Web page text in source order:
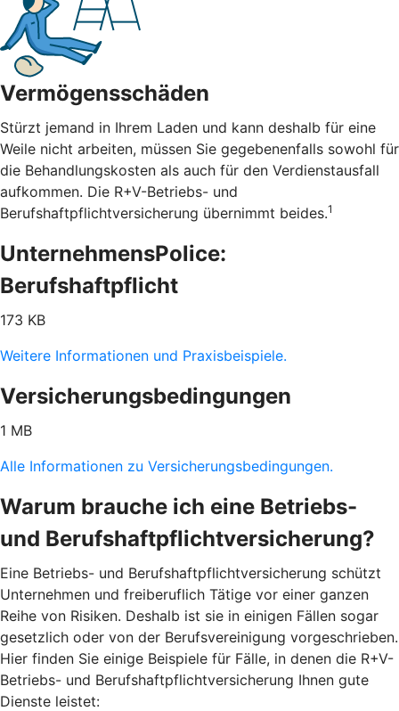
Vermögensschäden
Stürzt jemand in Ihrem Laden und kann deshalb für eine
Weile nicht arbeiten, müssen Sie gegebenenfalls sowohl für
die Behandlungskosten als auch für den Verdienstausfall
aufkommen. Die R+V-Betriebs- und
Berufshaftpflichtversicherung übernimmt beides.1
UnternehmensPolice:
Berufshaftpflicht
173 KB
Weitere Informationen und Praxisbeispiele.
Versicherungsbedingungen
1 MB
Alle Informationen zu Versicherungsbedingungen.
Warum brauche ich eine Betriebs-
und Berufshaftpflichtversicherung?
Eine Betriebs- und Berufshaftpflichtversicherung schützt
Unternehmen und freiberuflich Tätige vor einer ganzen
Reihe von Risiken. Deshalb ist sie in einigen Fällen sogar
gesetzlich oder von der Berufsvereinigung vorgeschrieben.
Hier finden Sie einige Beispiele für Fälle, in denen die R+V-
Betriebs- und Berufshaftpflichtversicherung Ihnen gute
Dienste leistet: